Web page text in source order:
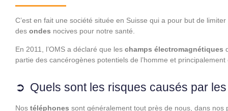
C’est en fait une société située en Suisse qui a pour but de
des ondes nocives pour notre santé.
En 2011, l’OMS a déclaré que les champs électromagnétiques
partie des cancérogènes potentiels de l’homme et
Quels sont les risques causés par
Nos téléphones sont généralement tout près de nous, dans